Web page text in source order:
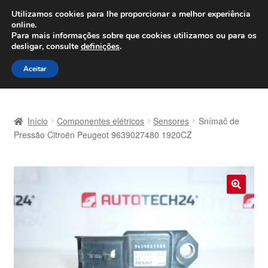
ENVIO a partir de 7 EUR
Seg-Sex, das 9h às 16h800 500 967
Ir
para
a
Saltar
para
o
Carrinho
Contato
Início Componentes elétricos Sensores
Snímač de
Pressão Citroën Peugeot 9639027480 1920CZ
Utilizamos cookies para lhe proporcionar a melhor experiência
online.
Para mais informações sobre que cookies utilizamos ou para os
desligar, consulte definições.
Aceitar